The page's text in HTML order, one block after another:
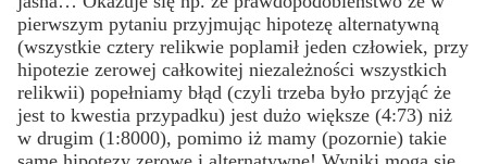
pierwszym pytaniu przyjmując hipotezę alternatywną
(wszystkie cztery relikwie poplamił jeden człowiek, przy
hipotezie zerowej całkowitej niezależności wszystkich
relikwii) popełniamy błąd (czyli trzeba było przyjąć że
jest to kwestia przypadku) jest dużo większe (4:73) niż
w drugim (1:8000), pomimo iż mamy (pozornie) takie